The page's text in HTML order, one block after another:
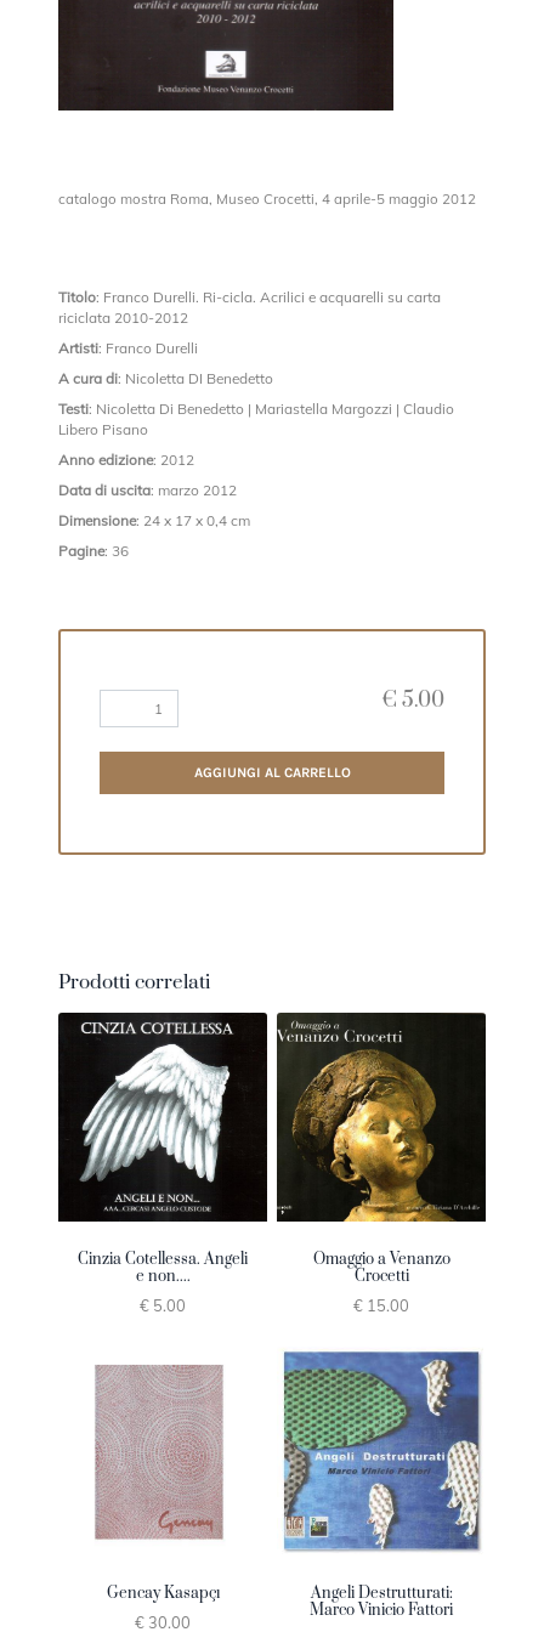
catalogo mostra Roma, Museo Crocetti, 4 aprile-5 maggio 2012
Titolo: Franco Durelli. Ri-cicla. Acrilici e acquarelli su carta
riciclata 2010-2012
Artisti: Franco Durelli
A cura di: Nicoletta DI Benedetto
Testi: Nicoletta Di Benedetto | Mariastella Margozzi | Claudio
Libero Pisano
Anno edizione: 2012
Data di uscita: marzo 2012
Dimensione: 24 x 17 x 0,4 cm
Pagine: 36
€ 5.00
AGGIUNGI AL CARRELLO
Prodotti correlati
Cinzia Cotellessa. Angeli
e non....
€ 5.00
Omaggio a Venanzo
Crocetti
€ 15.00
Gencay Kasapçı
€ 30.00
Angeli Destrutturati:
Marco Vinicio Fattori